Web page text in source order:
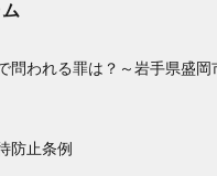
問われる罪は？～岩手県盛岡
防止条例